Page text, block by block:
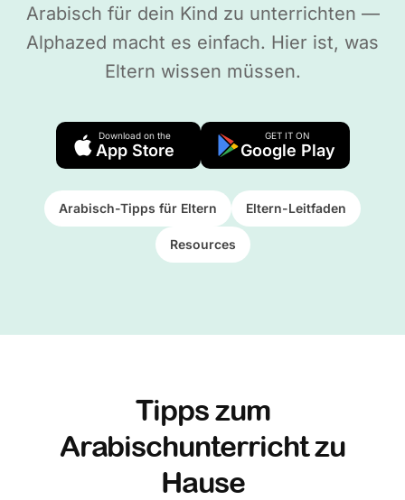
Arabisch für dein Kind zu unterrichten —
Alphazed macht es einfach. Hier ist, was
Eltern wissen müssen.
Download on the
App Store
GET IT ON
Google Play
Arabisch-Tipps für Eltern Eltern-Leitfaden
Resources
Tipps zum
Arabischunterricht zu
Hause